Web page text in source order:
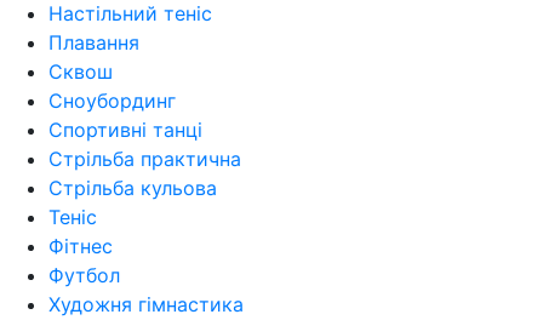
Настільний теніс
Плавання
Сквош
Сноубординг
Спортивні танці
Стрільба практична
Стрільба кульова
Теніс
Фітнес
Футбол
Художня гімнастика